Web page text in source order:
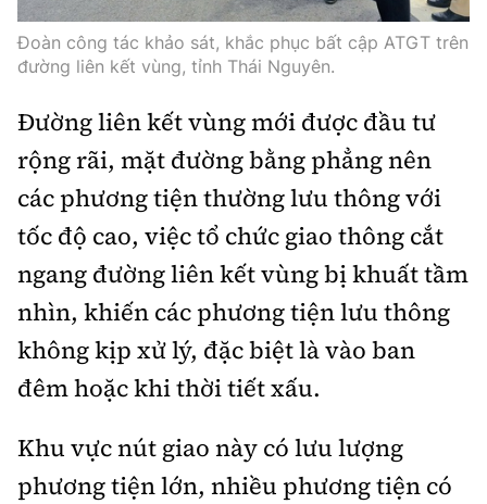
Thông tin tòa
soạn
Đoàn công tác khảo sát, khắc phục bất cập ATGT trên
đường liên kết vùng, tỉnh Thái Nguyên.
Đường liên kết vùng mới được đầu tư
rộng rãi, mặt đường bằng phẳng nên
các phương tiện thường lưu thông với
tốc độ cao, việc tổ chức giao thông cắt
ngang đường liên kết vùng bị khuất tầm
nhìn, khiến các phương tiện lưu thông
không kịp xử lý, đặc biệt là vào ban
đêm hoặc khi thời tiết xấu.
Khu vực nút giao này có lưu lượng
phương tiện lớn, nhiều phương tiện có